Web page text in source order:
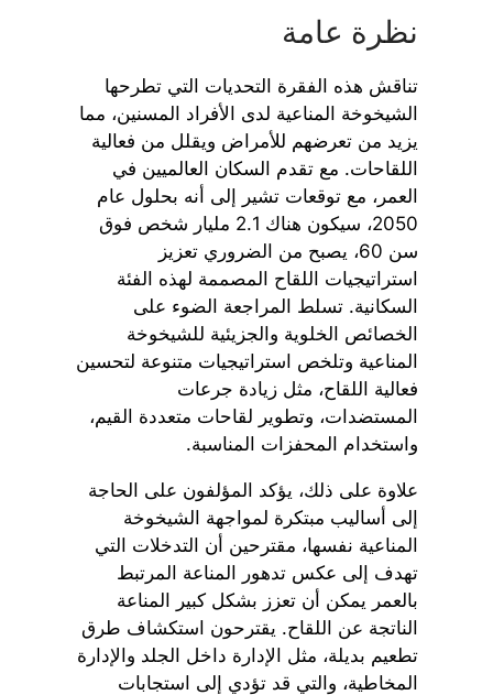
نظرة عامة
تناقش هذه الفقرة التحديات التي تطرحها
الشيخوخة المناعية لدى الأفراد المسنين، مما
يزيد من تعرضهم للأمراض ويقلل من فعالية
اللقاحات. مع تقدم السكان العالميين في
العمر، مع توقعات تشير إلى أنه بحلول عام
2050، سيكون هناك 2.1 مليار شخص فوق
سن 60، يصبح من الضروري تعزيز
استراتيجيات اللقاح المصممة لهذه الفئة
السكانية. تسلط المراجعة الضوء على
الخصائص الخلوية والجزيئية للشيخوخة
المناعية وتلخص استراتيجيات متنوعة لتحسين
فعالية اللقاح، مثل زيادة جرعات
المستضدات، وتطوير لقاحات متعددة القيم،
واستخدام المحفزات المناسبة.
علاوة على ذلك، يؤكد المؤلفون على الحاجة
إلى أساليب مبتكرة لمواجهة الشيخوخة
المناعية نفسها، مقترحين أن التدخلات التي
تهدف إلى عكس تدهور المناعة المرتبط
بالعمر يمكن أن تعزز بشكل كبير المناعة
الناتجة عن اللقاح. يقترحون استكشاف طرق
تطعيم بديلة، مثل الإدارة داخل الجلد والإدارة
المخاطية، والتي قد تؤدي إلى استجابات